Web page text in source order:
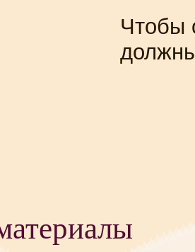
Чтобы